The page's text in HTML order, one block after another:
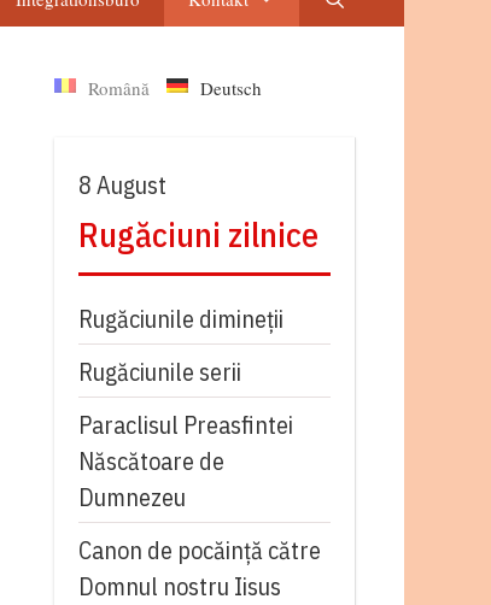
Română Deutsch
8 August
Rugăciuni zilnice
Rugăciunile dimineții
Rugăciunile serii
Paraclisul Preasfintei
Născătoare de
Dumnezeu
Canon de pocăință către
Domnul nostru Iisus